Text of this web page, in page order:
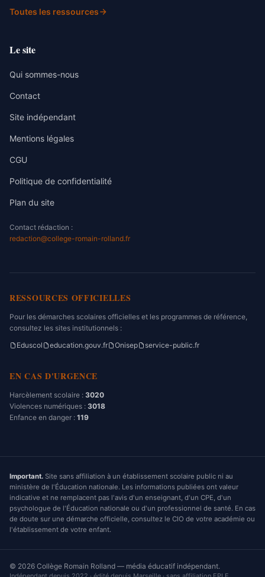
Toutes les ressources
Le site
Qui sommes-nous
Contact
Site indépendant
Mentions légales
CGU
Politique de confidentialité
Plan du site
Contact rédaction :
redaction@college-romain-rolland.fr
RESSOURCES OFFICIELLES
Pour les démarches scolaires officielles et les programmes de référence,
consultez les sites institutionnels :
Eduscol
education.gouv.fr Onisep service-public.fr
EN CAS D'URGENCE
Harcèlement scolaire : 3020
Violences numériques : 3018
Enfance en danger : 119
Important. Site sans affiliation à un établissement scolaire public ni au
ministère de l'Éducation nationale. Les informations publiées ont valeur
indicative et ne remplacent pas l'avis d'un enseignant, d'un CPE, d'un
psychologue de l'Éducation nationale ou d'un professionnel de santé. En cas
de doute sur une démarche officielle, consultez le CIO de votre académie ou
l'établissement de votre enfant.
© 2026 Collège Romain Rolland — média éducatif indépendant.